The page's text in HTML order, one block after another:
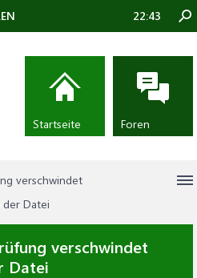
verschwindet
Datei
verschwindet
Datei
22:43
Startseite Foren